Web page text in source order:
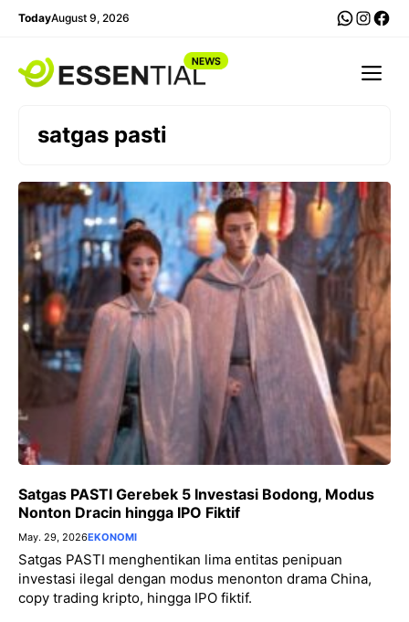
Skip
content
TodayAugust 9, 2026
satgas pasti
Satgas PASTI Gerebek 5 Investasi Bodong, Modus
Nonton Dracin hingga IPO Fiktif
May. 29, 2026EKONOMI
Satgas PASTI menghentikan lima entitas penipuan
investasi ilegal dengan modus menonton drama China,
copy trading kripto, hingga IPO fiktif.